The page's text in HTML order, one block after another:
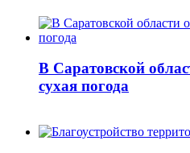
В Саратовской
сухая погода